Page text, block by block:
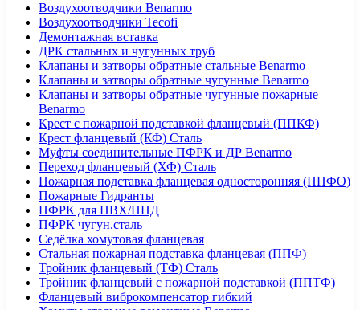
Воздухоотводчики Benarmo
Воздухоотводчики Tecofi
Демонтажная вставка
ДРК стальных и чугунных труб
Клапаны и затворы обратные стальные Benarmo
Клапаны и затворы обратные чугунные Benarmo
Клапаны и затворы обратные чугунные пожарные
Benarmo
Крест с пожарной подставкой фланцевый (ППКФ)
Крест фланцевый (КФ) Сталь
Муфты соединительные ПФРК и ДР Benarmo
Переход фланцевый (ХФ) Сталь
Пожарная подставка фланцевая односторонняя (ППФО)
Пожарные Гидранты
ПФРК для ПВХ/ПНД
ПФРК чугун.сталь
Седёлка хомутовая фланцевая
Стальная пожарная подставка фланцевая (ППФ)
Тройник фланцевый (ТФ) Сталь
Тройник фланцевый с пожарной подставкой (ППТФ)
Фланцевый виброкомпенсатор гибкий